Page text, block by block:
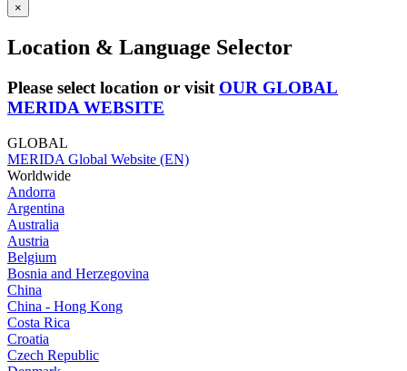
×
Location & Language Selector
Please select location or visit OUR GLOBAL
MERIDA WEBSITE
GLOBAL
MERIDA Global Website (EN)
Worldwide
Andorra
Argentina
Australia
Austria
Belgium
Bosnia and Herzegovina
China
China - Hong Kong
Costa Rica
Croatia
Czech Republic